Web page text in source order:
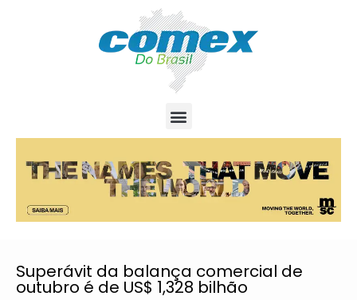
Superávit da balança comercial de
outubro é de US$ 1,328 bilhão